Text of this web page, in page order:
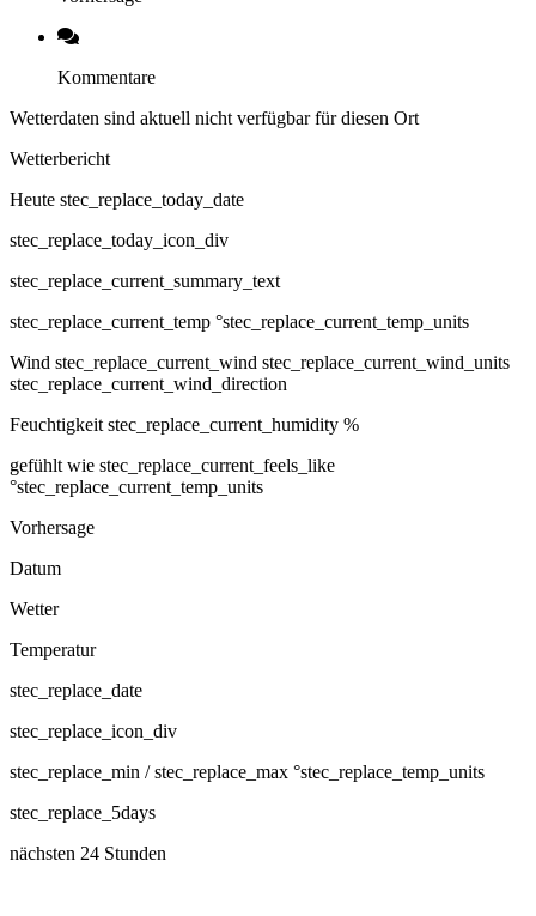
Kommentare
Wetterdaten sind aktuell nicht verfügbar für diesen Ort
Wetterbericht
Heute stec_replace_today_date
stec_replace_today_icon_div
stec_replace_current_summary_text
stec_replace_current_temp °stec_replace_current_temp_units
Wind stec_replace_current_wind stec_replace_current_wind_units
stec_replace_current_wind_direction
Feuchtigkeit stec_replace_current_humidity %
gefühlt wie stec_replace_current_feels_like
°stec_replace_current_temp_units
Vorhersage
Datum
Wetter
Temperatur
stec_replace_date
stec_replace_icon_div
stec_replace_min / stec_replace_max °stec_replace_temp_units
stec_replace_5days
nächsten 24 Stunden